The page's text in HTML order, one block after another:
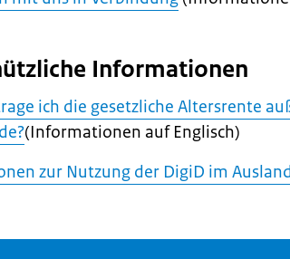
Informationen
ich die gesetzliche Altersrente
(Informationen auf Englisch)
zur Nutzung der DigiD im